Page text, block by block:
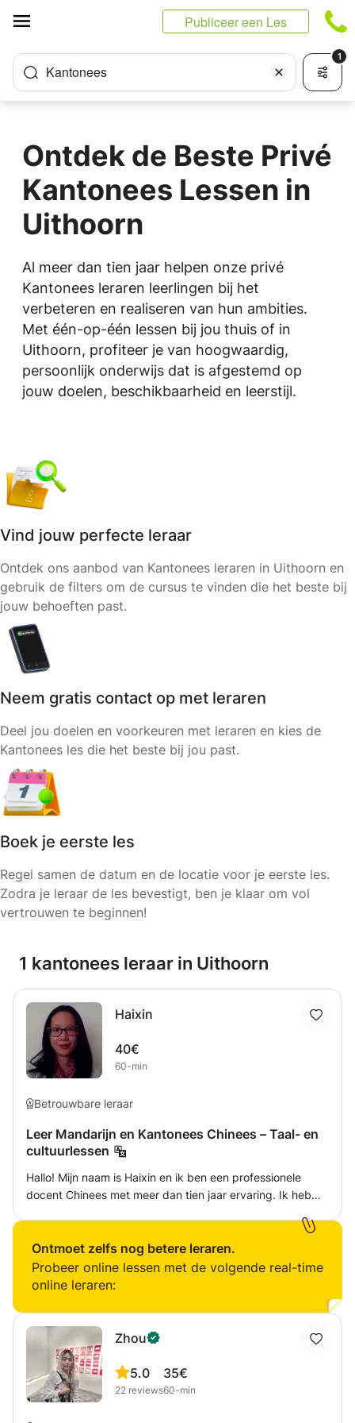
Publiceer een Les
Kantonees
1
Ontdek de Beste Privé
Kantonees Lessen in
Uithoorn
Al meer dan tien jaar helpen onze privé
Kantonees leraren leerlingen bij het
verbeteren en realiseren van hun ambities.
Met één-op-één lessen bij jou thuis of in
Uithoorn, profiteer je van hoogwaardig,
persoonlijk onderwijs dat is afgestemd op
jouw doelen, beschikbaarheid en leerstijl.
Vind jouw perfecte leraar
Ontdek ons aanbod van Kantonees leraren in Uithoorn en
gebruik de filters om de cursus te vinden die het beste bij
jouw behoeften past.
Neem gratis contact op met leraren
Deel jou doelen en voorkeuren met leraren en kies de
Kantonees les die het beste bij jou past.
Boek je eerste les
Regel samen de datum en de locatie voor je eerste les.
Zodra je leraar de les bevestigt, ben je klaar om vol
vertrouwen te beginnen!
1 kantonees leraar in Uithoorn
Haixin
40€
60-min
Betrouwbare leraar
Leer Mandarijn en Kantonees Chinees – Taal- en
cultuurlessen
Hallo! Mijn naam is Haixin en ik ben een professionele
docent Chinees met meer dan tien jaar ervaring. Ik heb
gespecialiseerd in het lesgeven aan absolute beginners,
waarbij ik hen stap voor stap begeleid met geduld,
structuur en veel aanmoediging. Mijn lessen richten zich
schrijven), en ik introduceer ook culturele elementen zoals
Chinese festivals, tradities en zelfs praktische workshops
(bijvoorbeeld Chinese kalligrafie of handwerk). Voor
Nederlandstalige studenten gebruik ik tweetalig Chinees-
Nederlands lesmateriaal. Dit maakt het veel gemakkelijker
om de lessen te volgen, zelfvertrouwen op te bouwen en
Ontmoet zelfs nog betere leraren.
Probeer online lessen met de volgende real-time
online leraren:
Zhou
5.0
22 reviews
35€
60-min